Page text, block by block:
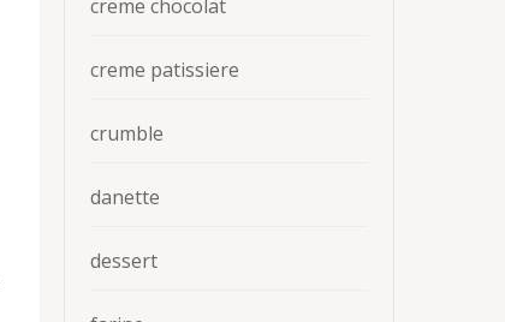
creme chocolat
creme patissiere
crumble
danette
dessert